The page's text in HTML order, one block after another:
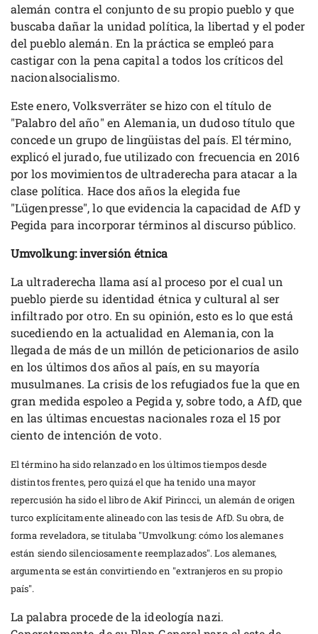
alemán contra el conjunto de su propio pueblo y que
buscaba dañar la unidad política, la libertad y el poder
del pueblo alemán. En la práctica se empleó para
castigar con la pena capital a todos los críticos del
nacionalsocialismo.
Este enero, Volksverräter se hizo con el título de
"Palabro del año" en Alemania, un dudoso título que
concede un grupo de lingüistas del país. El término,
explicó el jurado, fue utilizado con frecuencia en 2016
por los movimientos de ultraderecha para atacar a la
clase política. Hace dos años la elegida fue
"Lügenpresse", lo que evidencia la capacidad de AfD y
Pegida para incorporar términos al discurso público.
Umvolkung: inversión étnica
La ultraderecha llama así al proceso por el cual un
pueblo pierde su identidad étnica y cultural al ser
infiltrado por otro. En su opinión, esto es lo que está
sucediendo en la actualidad en Alemania, con la
llegada de más de un millón de peticionarios de asilo
en los últimos dos años al país, en su mayoría
musulmanes. La crisis de los refugiados fue la que en
gran medida espoleo a Pegida y, sobre todo, a AfD, que
en las últimas encuestas nacionales roza el 15 por
ciento de intención de voto.
El término ha sido relanzado en los últimos tiempos desde
distintos frentes, pero quizá el que ha tenido una mayor
repercusión ha sido el libro de Akif Pirincci, un alemán de origen
turco explícitamente alineado con las tesis de AfD. Su obra, de
forma reveladora, se titulaba "Umvolkung: cómo los alemanes
están siendo silenciosamente reemplazados". Los alemanes,
argumenta se están convirtiendo en "extranjeros en su propio
país".
La palabra procede de la ideología nazi.